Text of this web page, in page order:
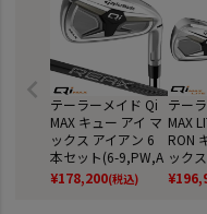
テーラーメイド Qi
MAX キュー アイ マ
ックス アイアン 6
本セット(6-9,PW,A
W) メンズ 右用 REA
X 75 CARBON カー
¥178,200(税込)
テー
MAX
RON
ック
アン
本セ
¥